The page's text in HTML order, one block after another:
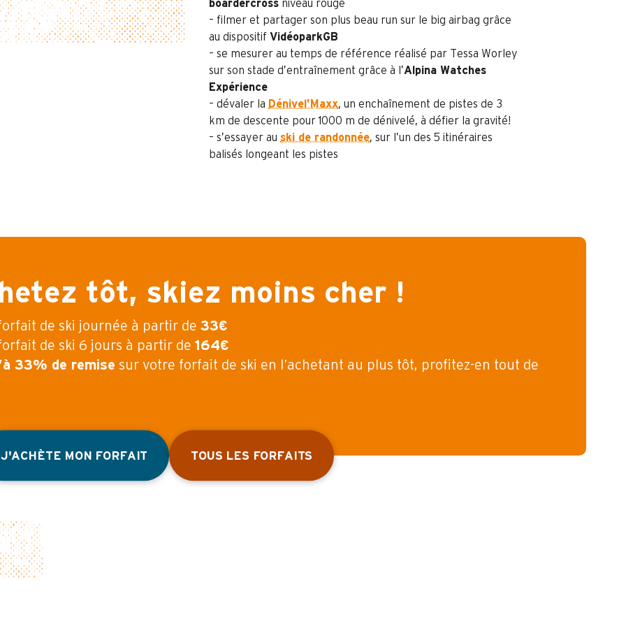
boardercross niveau rouge
– filmer et partager son plus beau run sur le big airbag grâce
au dispositif VidéoparkGB
– se mesurer au temps de référence réalisé par Tessa Worley
sur son stade d’entraînement grâce à l’Alpina Watches
Expérience
– dévaler la Dénivel’Maxx, un enchaînement de pistes de 3
km de descente pour 1000 m de dénivelé, à défier la gravité!
– s’essayer au ski de randonnée, sur l’un des 5 itinéraires
balisés longeant les pistes
tôt, skiez moins cher !
de ski journée à partir de33€
de ski 6 jours à partir de164€
33% de remise sur votre forfait de ski en l’achetant au plus tôt, profitez-en tout de
J'ACHÈTE MON FORFAIT TOUS LES FORFAITS